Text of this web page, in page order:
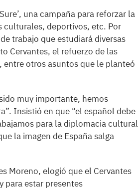
una campaña para reforzar la
culturales, deportivos, etc. Por
trabajo que estudiará diversas
Cervantes, el refuerzo de las
otros asuntos que le planteó
muy importante, hemos
Insistió en que “el español debe
para la diplomacia cultural
la imagen de España salga
Moreno, elogió que el Cervantes
para estar presentes